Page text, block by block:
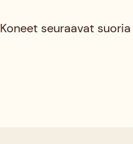
Koneet seuraavat